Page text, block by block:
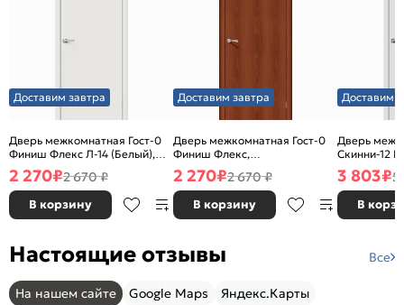
Доставим завтра
Дверь межкомнатная Гост-0
Финиш Флекс Л-14 (Белый),
глухая, каркасно-щитовая
2 270₽2 670 ₽
В корзину
Доставим завтра
Дверь межкомнатная Гост-0
Финиш Флекс,
Ламинированные Л-11
(ИталОрех), глухая, каркасно-
щитовая
2 270₽2 670 ₽
В корзину
Доставим
Дверь
Скинни-12
глухая,
3 803₽5
В
Настоящие отзывы Все
На нашем сайте Google Maps Яндекс.Карты